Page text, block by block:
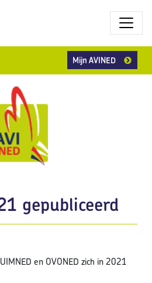
Mijn AVINED
gepubliceerd
en OVONED zich in 2021